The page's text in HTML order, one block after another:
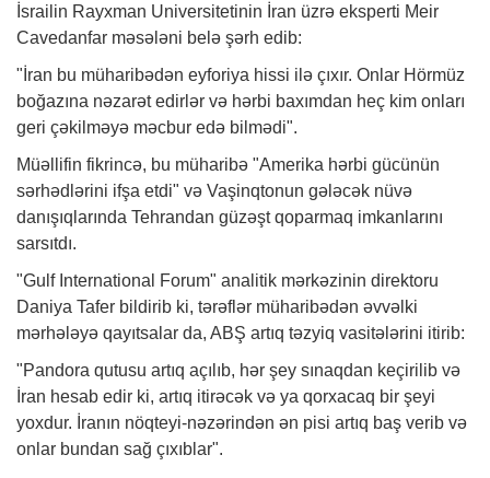
İsrailin Rayxman Universitetinin İran üzrə eksperti Meir
Cavedanfar məsələni belə şərh edib:
"İran bu müharibədən eyforiya hissi ilə çıxır. Onlar Hörmüz
boğazına nəzarət edirlər və hərbi baxımdan heç kim onları
geri çəkilməyə məcbur edə bilmədi".
Müəllifin fikrincə, bu müharibə "Amerika hərbi gücünün
sərhədlərini ifşa etdi" və Vaşinqtonun gələcək nüvə
danışıqlarında Tehrandan güzəşt qoparmaq imkanlarını
sarsıtdı.
"Gulf International Forum" analitik mərkəzinin direktoru
Daniya Tafer bildirib ki, tərəflər müharibədən əvvəlki
mərhələyə qayıtsalar da, ABŞ artıq təzyiq vasitələrini itirib:
"Pandora qutusu artıq açılıb, hər şey sınaqdan keçirilib və
İran hesab edir ki, artıq itirəcək və ya qorxacaq bir şeyi
yoxdur. İranın nöqteyi-nəzərindən ən pisi artıq baş verib və
onlar bundan sağ çıxıblar".